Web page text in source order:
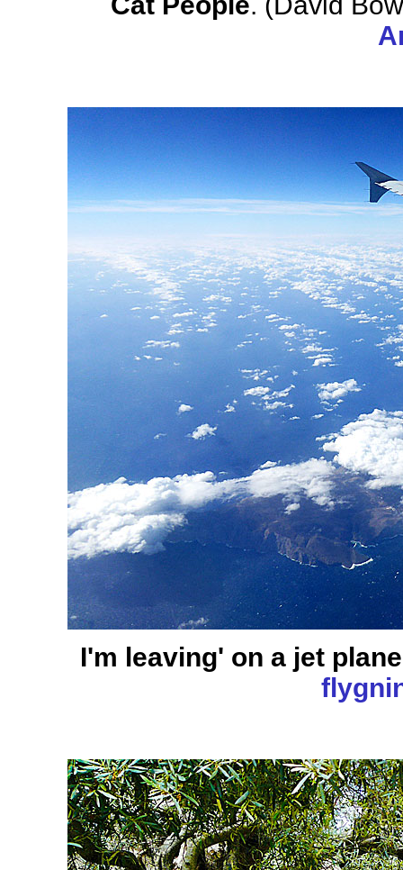
I'm leaving' on a jet plane